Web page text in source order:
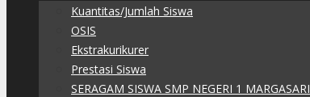
Kuantitas/Jumlah Siswa
OSIS
Ekstrakurikurer
Prestasi Siswa
SERAGAM SISWA SMP NEGERI 1 MARGASARI